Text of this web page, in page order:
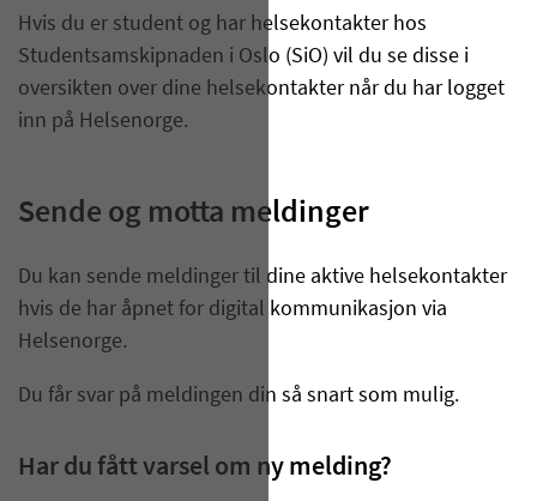
Hvis du er student og har helsekontakter hos
Studentsamskipnaden i Oslo (SiO) vil du se disse i
oversikten over dine helsekontakter når du har logget
inn på Helsenorge.
Sende og motta meldinger
Du kan sende meldinger til dine aktive helsekontakter
hvis de har åpnet for digital kommunikasjon via
Helsenorge.
Du får svar på meldingen din så snart som mulig.
Har du fått varsel om ny melding?